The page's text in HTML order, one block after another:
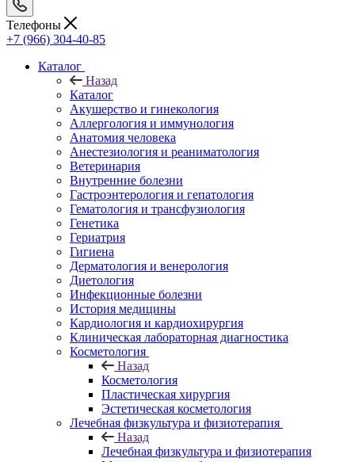
Телефоны
+7 (966) 304-40-85
Каталог
Назад
Каталог
Акушерство и гинекология
Аллергология и иммунология
Анатомия человека
Анестезиология и реаниматология
Ветеринария
Внутренние болезни
Гастроэнтерология и гепатология
Гематология и трансфузиология
Генетика
Гериатрия
Гигиена
Дерматология и венерология
Диетология
Инфекционные болезни
История медицины
Кардиология и кардиохирургия
Клиническая лабораторная диагностика
Косметология
Назад
Косметология
Пластическая хирургия
Эстетическая косметология
Лечебная физкультура и физиотерапия
Назад
Лечебная физкультура и физиотерапия